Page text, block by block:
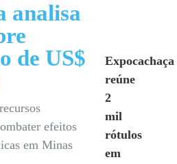
analisa
de US$
efeitos
em Minas
Expocachaça
reúne
2
mil
rótulos
em